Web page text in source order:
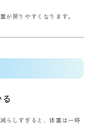
が戻りやすくなります。
らしすぎると、体重は一時